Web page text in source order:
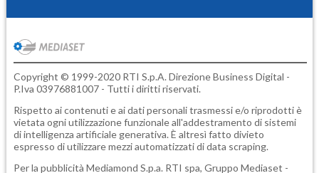
Copyright © 1999-2020 RTI S.p.A. Direzione Business Digital -
P.Iva 03976881007 - Tutti i diritti riservati.
Rispetto ai contenuti e ai dati personali trasmessi e/o riprodotti è
vietata ogni utilizzazione funzionale all'addestramento di sistemi
di intelligenza artificiale generativa. È altresì fatto divieto
espresso di utilizzare mezzi automatizzati di data scraping.
Per la pubblicità Mediamond S.p.a. RTI spa, Gruppo Mediaset -